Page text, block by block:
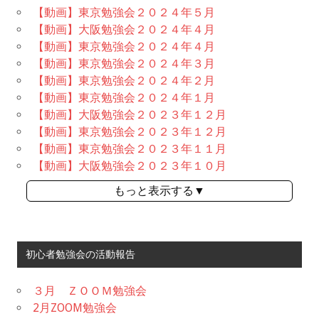
【動画】東京勉強会２０２４年５月
【動画】大阪勉強会２０２４年４月
【動画】東京勉強会２０２４年４月
【動画】東京勉強会２０２４年３月
【動画】東京勉強会２０２４年２月
【動画】東京勉強会２０２４年１月
【動画】大阪勉強会２０２３年１２月
【動画】東京勉強会２０２３年１２月
【動画】東京勉強会２０２３年１１月
【動画】大阪勉強会２０２３年１０月
もっと表示する▼
初心者勉強会の活動報告
３月 ＺＯＯＭ勉強会
2月ZOOM勉強会